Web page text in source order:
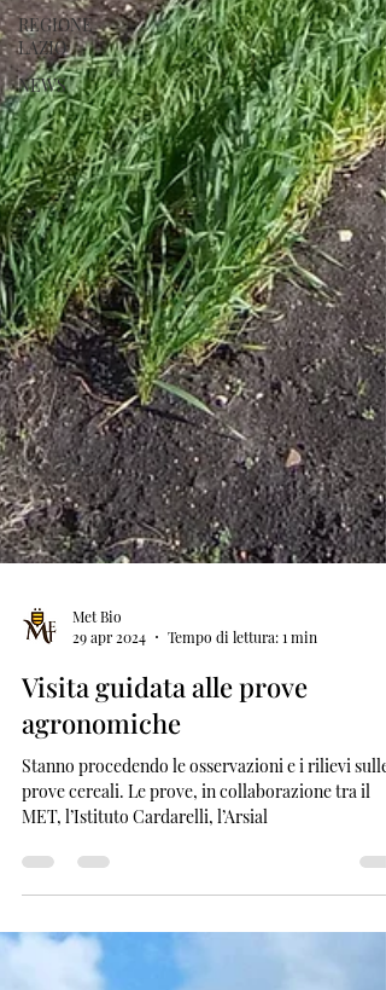
REGIONE
LAZIO
NEWS
29 apr 2024
Tempo di lettura: 1 min
Visita guidata alle prove
agronomiche
Stanno procedendo le osservazioni e i rilievi sulle
MET, l’Istituto Cardarelli, l’Arsial